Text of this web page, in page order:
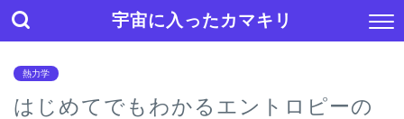
宇宙に入ったカマキリ
熱力学
はじめてでもわかるエントロピーの